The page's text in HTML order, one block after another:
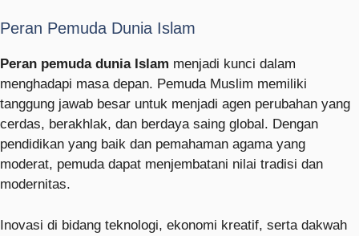
Peran Pemuda Dunia Islam
Peran pemuda dunia Islam menjadi kunci dalam
menghadapi masa depan. Pemuda Muslim memiliki
tanggung jawab besar untuk menjadi agen perubahan yang
cerdas, berakhlak, dan berdaya saing global. Dengan
pendidikan yang baik dan pemahaman agama yang
moderat, pemuda dapat menjembatani nilai tradisi dan
modernitas.
Inovasi di bidang teknologi, ekonomi kreatif, serta dakwah